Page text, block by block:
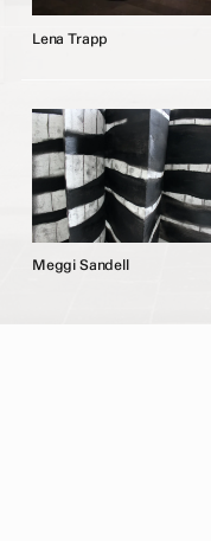
Lena Trapp
Meggi Sandell